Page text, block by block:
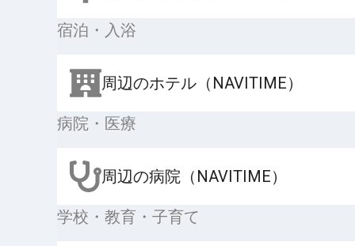
宿泊・入浴
周辺のホテル（NAVITIME）
病院・医療
周辺の病院（NAVITIME）
学校・教育・子育て